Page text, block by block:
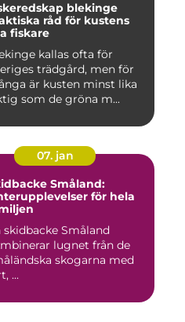
blekinge
råd för kustens
fiskare
kallas ofta för
trädgård, men för
är kusten minst lika
som de gröna m...
07. jan
Småland:
för hela
skidbacke Småland
lugnet från de
skogarna med
...